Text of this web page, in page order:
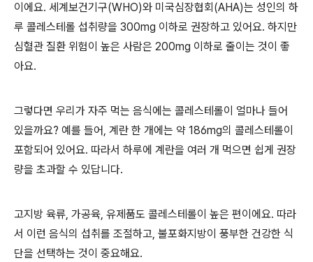
이에요. 세계보건기구(WHO)와 미국심장협회(AHA)는 성인의 하
루 콜레스테롤 섭취량을 300mg 이하로 권장하고 있어요. 하지만
심혈관 질환 위험이 높은 사람은 200mg 이하로 줄이는 것이 좋
아요.
그렇다면 우리가 자주 먹는 음식에는 콜레스테롤이 얼마나 들어
있을까요? 예를 들어, 계란 한 개에는 약 186mg의 콜레스테롤이
포함되어 있어요. 따라서 하루에 계란을 여러 개 먹으면 쉽게 권장
량을 초과할 수 있답니다.
고지방 육류, 가공육, 유제품도 콜레스테롤이 높은 편이에요. 따라
서 이런 음식의 섭취를 조절하고, 불포화지방이 풍부한 건강한 식
단을 선택하는 것이 중요해요.